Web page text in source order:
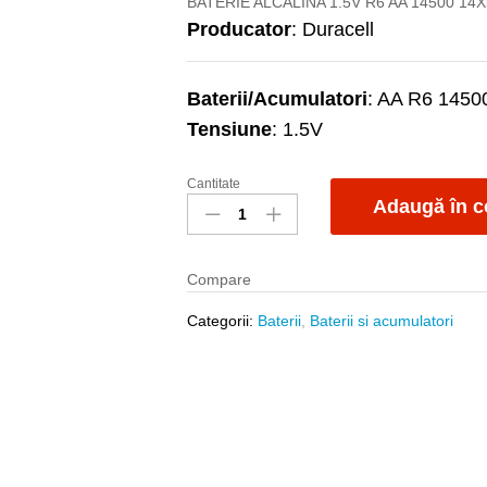
Producator: Duracell
Baterii/Acumulatori: AA R6
Tensiune: 1.5V
Baterie
Duracell
R6
quantity
Cantitate
Adaugă în
Compare
Categorii: Baterii Baterii si acumulatori